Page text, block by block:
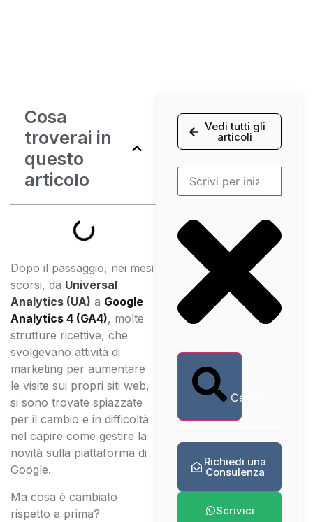
Cosa
troverai in
questo
articolo
Dopo il passaggio, nei mesi
scorsi, da Universal
Analytics (UA) a Google
Analytics 4 (GA4), molte
strutture ricettive, che
svolgevano attività di
marketing per aumentare
le visite sui propri siti web,
si sono trovate spiazzate
per il cambio e in difficoltà
nel capire come gestire la
novità sulla piattaforma di
Google.
Ma cosa è cambiato
rispetto a prima?
Vedi tutti gli
articoli
Cerca
Richiedi una
Consulenza
Scrivici